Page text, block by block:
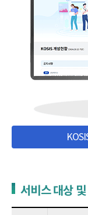
서비스 대상